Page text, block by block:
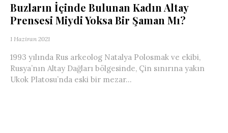
Buzların İçinde Bulunan Kadın Altay
Prensesi Miydi Yoksa Bir Şaman Mı?
1 Haziran 2021
1993 yılında Rus arkeolog Natalya Polosmak ve ekibi,
Rusya’nın Altay Dağları bölgesinde, Çin sınırına yakın
Ukok Platosu’nda eski bir mezar...